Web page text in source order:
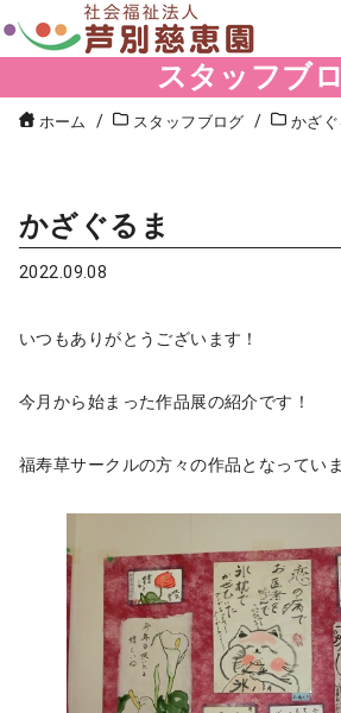
スタッフブ
ホーム スタッフブログ かざぐ
かざぐるま
2022.09.08
いつもありがとうございます！
今月から始まった作品展の紹介です！
福寿草サークルの方々の作品となってい